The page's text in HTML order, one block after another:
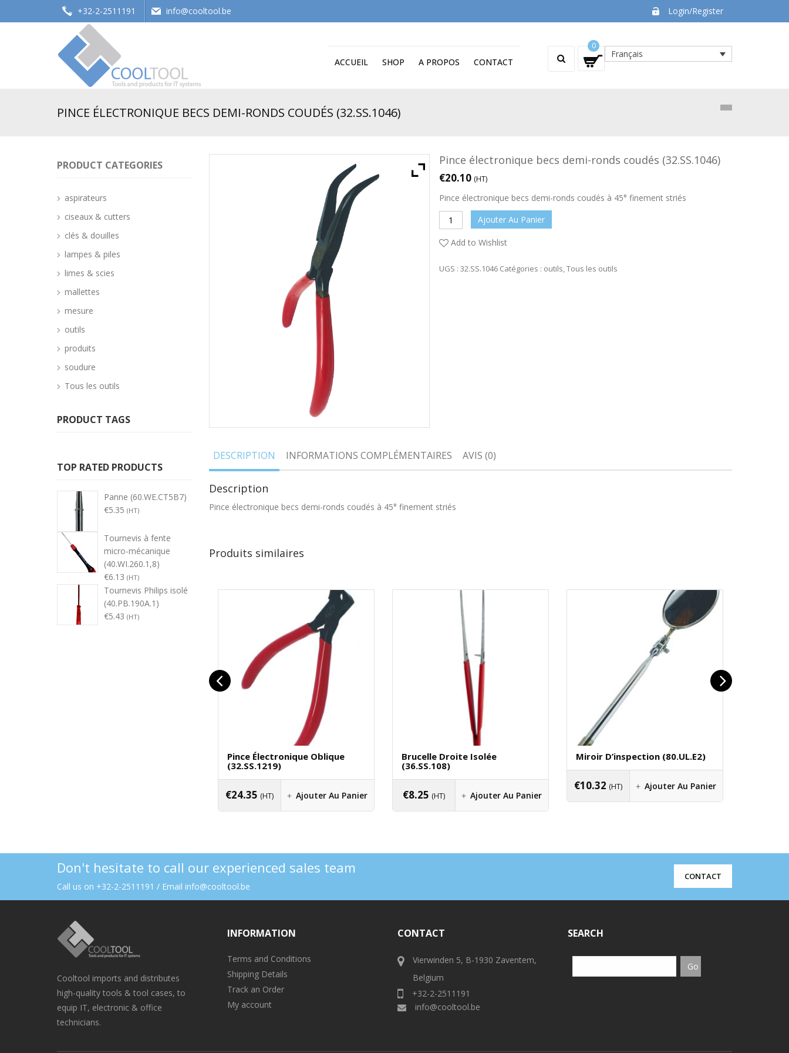
+32-2-2511191 info@cooltool.be Login/Register
Français
0
ACCUEIL SHOP A PROPOS CONTACT
PINCE ÉLECTRONIQUE BECS DEMI-RONDS COUDÉS (32.SS.1046)
Pince électronique becs demi-ronds coudés (32.SS.1046)
€20.10 (HT)
Pince électronique becs demi-ronds coudés à 45° finement striés
Ajouter Au Panier
Add to Wishlist
UGS : 32.SS.1046 Catégories : outils,Tous les outils
DESCRIPTION INFORMATIONS COMPLÉMENTAIRES AVIS (0)
Description
Pince électronique becs demi-ronds coudés à 45° finement striés
Produits similaires
Pince Électronique Oblique
(32.SS.1219)
€24.35 (HT) Ajouter Au Panier
Brucelle Droite Isolée
(36.SS.108)
€8.25 (HT) Ajouter Au Panier
Miroir D’inspection (80.UL.E2)
€10.32 (HT) Ajouter Au Panier
PRODUCT CATEGORIES
aspirateurs
ciseaux & cutters
clés & douilles
lampes & piles
limes & scies
mallettes
mesure
outils
produits
soudure
Tous les outils
PRODUCT TAGS
TOP RATED PRODUCTS
Panne (60.WE.CT5B7)
€5.35 (HT)
Tournevis à fente
micro-mécanique
(40.WI.260.1,8)
€6.13 (HT)
Tournevis Philips isolé
(40.PB.190A.1)
€5.43 (HT)
Don't hesitate to call our experienced sales team
Call us on +32-2-2511191 / Email info@cooltool.be
CONTACT
Cooltool imports and distributes
high-quality tools & tool cases, to
equip IT, electronic & office
technicians.
INFORMATION
Terms and Conditions
Shipping Details
Track an Order
My account
CONTACT
Vierwinden 5, B-1930 Zaventem,
Belgium
+32-2-2511191
info@cooltool.be
SEARCH